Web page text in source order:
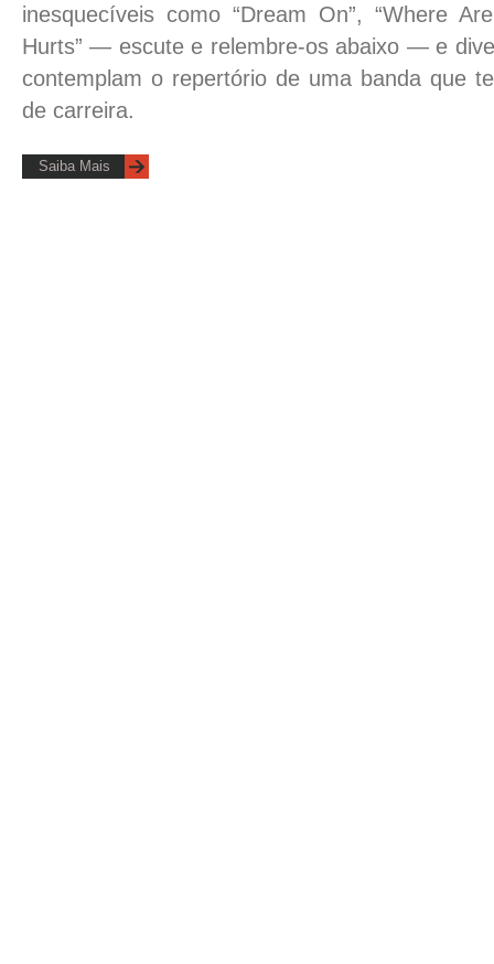
inesquecíveis como “Dream On”, “Where
Hurts”— escute e relembre-os abaixo —e
contemplam o repertório de uma banda que
de carreira.
Saiba Mais